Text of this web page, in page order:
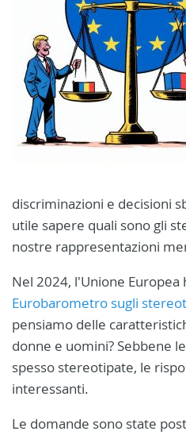
discriminazioni e decisioni
utile sapere quali sono gli
nostre rappresentazioni
Nel 2024, l'Unione Europea
Eurobarometro sugli
pensiamo delle
donne e uomini? Sebbene
spesso stereotipate, le
interessanti.
Le domande sono state